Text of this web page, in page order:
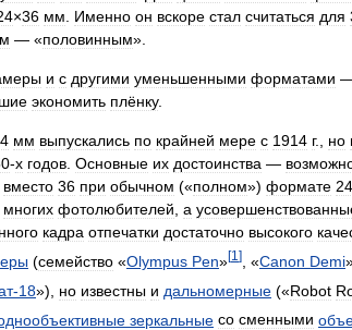
×36 мм. Именно он вскоре стал считаться для
— «половинным».
и c другими уменьшенными форматами
экономить плёнку.
мм выпускались по крайней мере с 1914 г., но
-х годов. Основные их достоинства —
вместо 36 при обычном («полном») формате 24
многих фотолюбителей, а
кадра отпечатки достаточно высокого
(семейство «Olympus Pen»[1 ] , «Canon Demi
-18»), но известны и дальномерные («Robot
зеркальные со сменными